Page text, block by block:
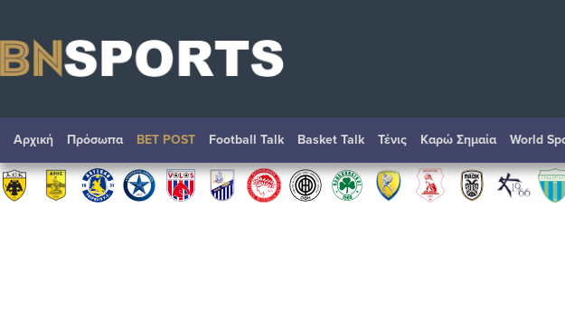
Αρχική Πρόσωπα BET POST Football Talk Basket Talk Τένις Καρώ Σημαία World